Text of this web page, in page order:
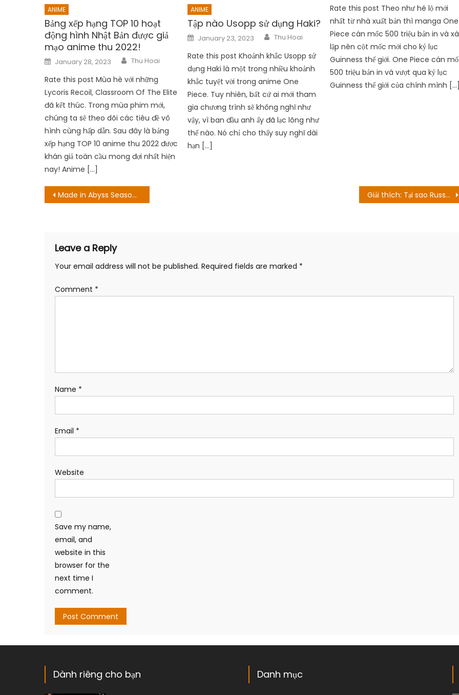
ANIME
Bảng xếp hạng TOP 10 hoạt
động hình Nhật Bản được giả
mạo anime thu 2022!
Posted
on
January 28, 2023 Author
Thu Hoai
Rate this post Mùa hè với những
Lycoris Recoil, Classroom Of The Elite
đã kết thúc. Trong mùa phim mới,
chúng ta sẽ theo dõi các tiêu đề vô
hình cùng hấp dẫn. Sau đây là bảng
xếp hạng TOP 10 anime thu 2022 được
khán giả toàn cầu mong đợi nhất hiện
nay! Anime […]
ANIME
Tập nào Usopp sử dụng Haki?
Posted
on
January 23, 2023 Author
Thu Hoai
Rate this post Khoảnh khắc Usopp sử
dụng Haki là một trong nhiều khoảnh
khắc tuyệt vời trong anime One
Piece. Tuy nhiên, bất cứ ai mới tham
gia chương trình sẽ không nghĩ như
vậy, vì ban đầu anh ấy đã lạc lõng như
thế nào. Nó chỉ cho thấy suy nghĩ dài
hạn […]
Rate this post Theo như hé lộ mới
nhất từ nhà xuất bản thì manga One
Piece cán mốc 500 triệu bản in và
lập nên cột mốc mới cho kỷ lục
Guinness thế giới. One Piece cán
500 triệu bản in và vượt qua kỷ lục
Guinness thế giới của chính mình […]
Post
Made in Abyss Season 2 Episode 10 Tóm tắt và Kết thúc, Giải thích Giải thích: Tại sao Russell được tự do?
Leave a Reply
Your email address will not be published. Required fields are marked *
Comment *
Name *
Email *
Website
Save my name,
email, and
website in this
browser for the
next time I
comment.
Dành riêng cho bạn Danh mục